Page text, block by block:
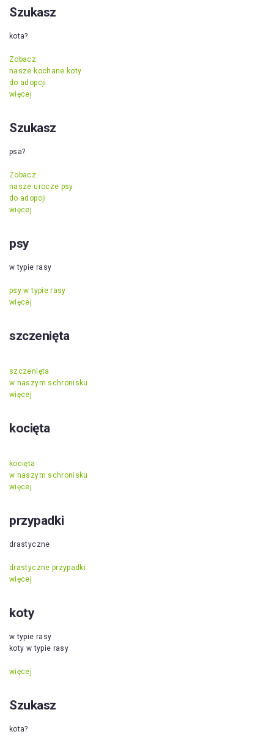
Szukasz
kota?
Zobacz
nasze kochane koty
do adopcji
więcej
Szukasz
psa?
Zobacz
nasze urocze psy
do adopcji
więcej
psy
w typie rasy
psy w typie rasy
więcej
szczenięta
szczenięta
w naszym schronisku
więcej
kocięta
kocięta
w naszym schronisku
więcej
przypadki
drastyczne
drastyczne przypadki
więcej
koty
w typie rasy
koty w typie rasy
więcej
Szukasz
kota?